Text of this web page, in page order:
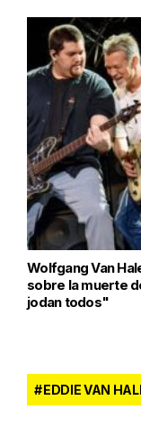
Wolfgang Van
sobre la muerte
jodan todos"
EDDIE VAN